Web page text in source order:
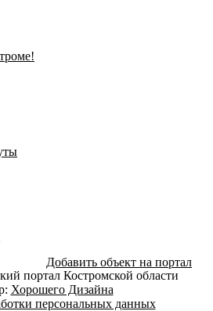
Добавить объект на портал
портал Костромской области
Хорошего Дизайна
персональных данных